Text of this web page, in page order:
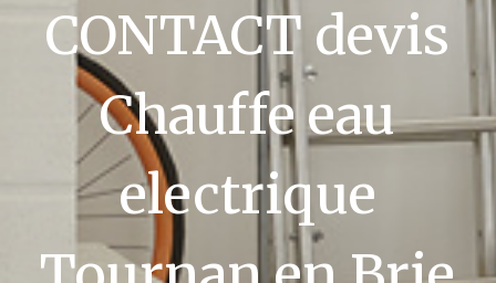
CONTACT devis
Chauffe eau
electrique